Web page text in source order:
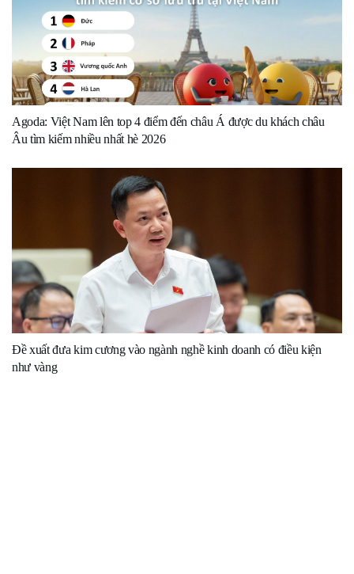
Agoda: Việt Nam lên top 4 điểm đến châu Á được du khách châu
Âu tìm kiếm nhiều nhất hè 2026
Đề xuất đưa kim cương vào ngành nghề kinh doanh có điều kiện
như vàng